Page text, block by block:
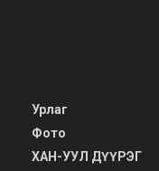
Урлаг
Фото
ХАН-УУЛ ДҮҮРЭГ